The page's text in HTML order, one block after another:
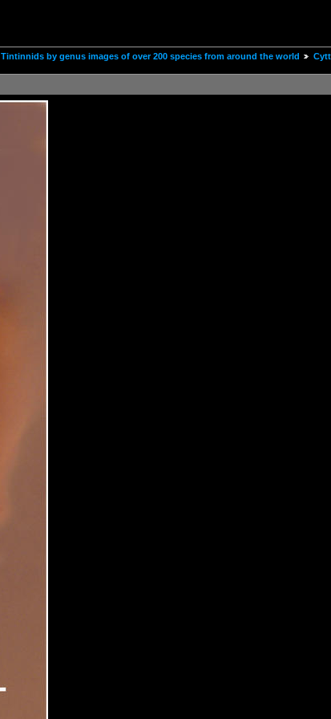
Tintinnids by genus images of over 200 species from around the world